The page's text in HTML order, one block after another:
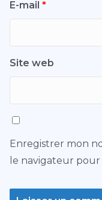
E-mail *
Site web
Enregistrer mon
le navigateur